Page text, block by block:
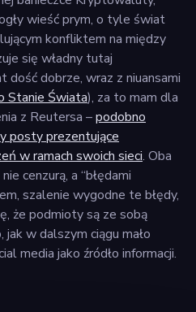
wieść prym, o tyle świat
konfliktem na między
się władny tutaj
dobrze, wraz z niuansami
Stanie Świata), za to mam dla
z Reutersa –podobno
posty prezentujące
w ramach swoich sieci. Oba
cenzurą, a “błędami
szalenie wygodne te błędy,
że podmioty są ze sobą
w dalszym ciągu mało
media jako źródło informacji.